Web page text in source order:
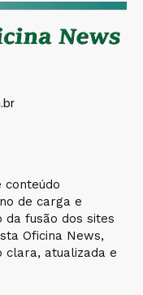
conteúdo
de carga e
da fusão dos sites
Oficina News,
clara, atualizada e